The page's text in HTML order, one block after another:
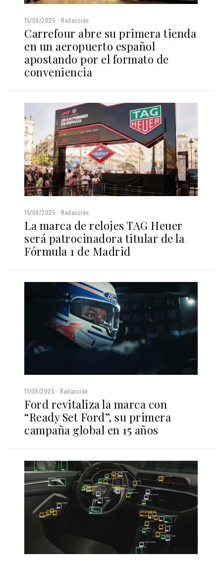
15/09/2025 Redacción
Carrefour abre su primera tienda
en un aeropuerto español
apostando por el formato de
conveniencia
15/09/2025 Redacción
La marca de relojes TAG Heuer
será patrocinadora titular de la
Fórmula 1 de Madrid
11/09/2025 Redacción
Ford revitaliza la marca con
“Ready Set Ford”, su primera
campaña global en 15 años